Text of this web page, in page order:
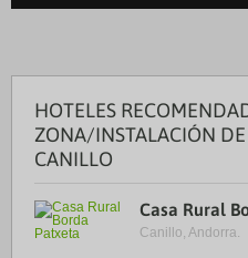
HOTELES
ZONA/INSTALACIÓN
CANILLO
Casa Rural
Canillo, Andorra.